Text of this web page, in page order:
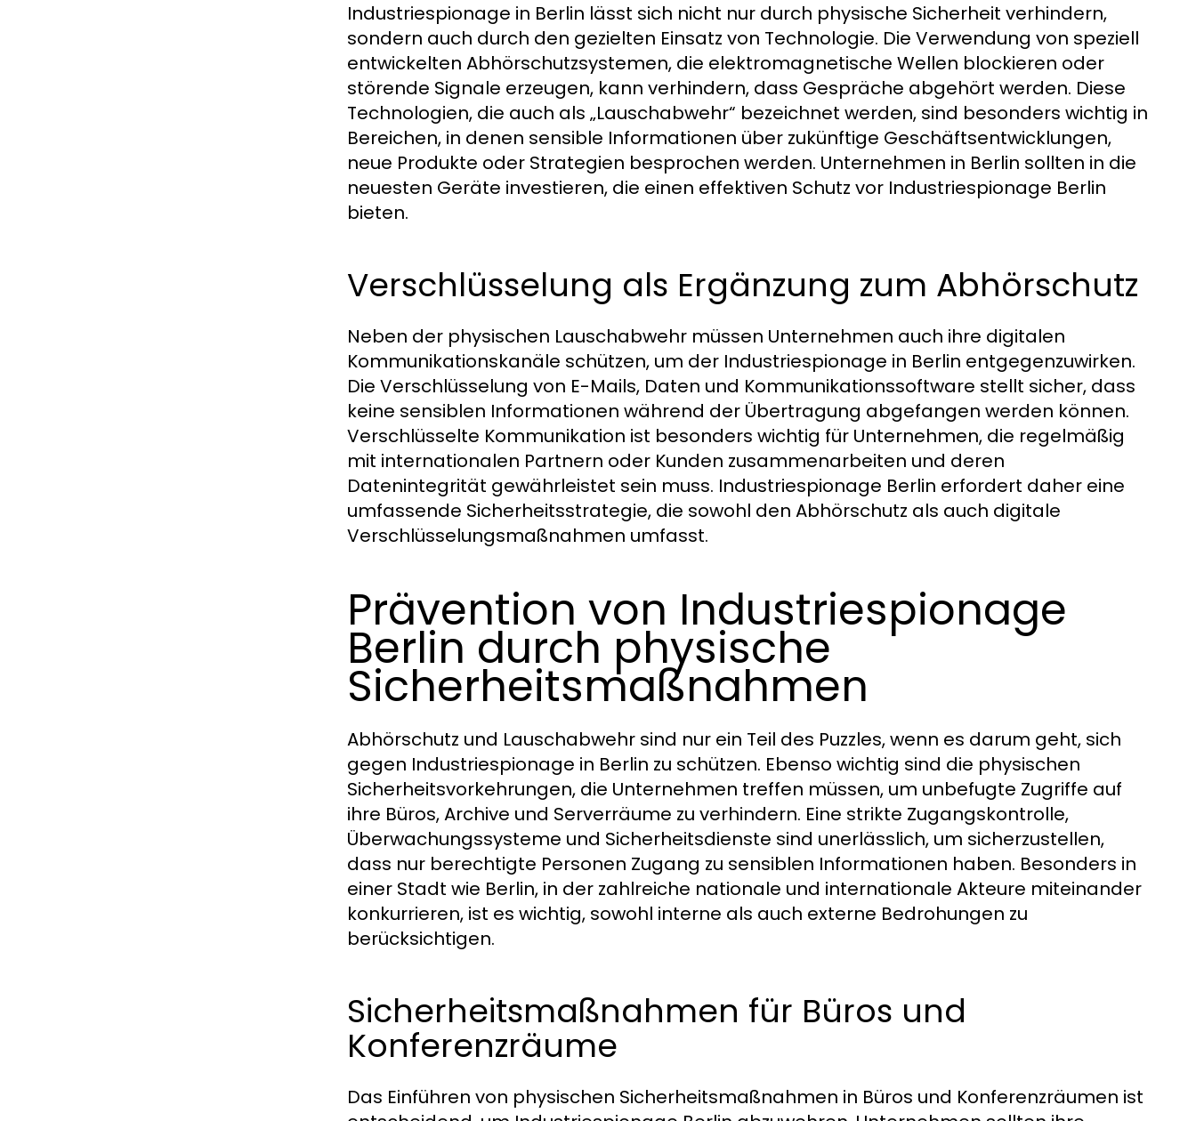
Industriespionage in Berlin lässt sich nicht nur durch physische Sicherheit verhindern,
sondern auch durch den gezielten Einsatz von Technologie. Die Verwendung von speziell
entwickelten Abhörschutzsystemen, die elektromagnetische Wellen blockieren oder
störende Signale erzeugen, kann verhindern, dass Gespräche abgehört werden. Diese
Technologien, die auch als „Lauschabwehr“ bezeichnet werden, sind besonders wichtig in
Bereichen, in denen sensible Informationen über zukünftige Geschäftsentwicklungen,
neue Produkte oder Strategien besprochen werden. Unternehmen in Berlin sollten in die
neuesten Geräte investieren, die einen effektiven Schutz vor Industriespionage Berlin
bieten.
Verschlüsselung als Ergänzung zum Abhörschutz
Neben der physischen Lauschabwehr müssen Unternehmen auch ihre digitalen
Kommunikationskanäle schützen, um der Industriespionage in Berlin entgegenzuwirken.
Die Verschlüsselung von E-Mails, Daten und Kommunikationssoftware stellt sicher, dass
keine sensiblen Informationen während der Übertragung abgefangen werden können.
Verschlüsselte Kommunikation ist besonders wichtig für Unternehmen, die regelmäßig
mit internationalen Partnern oder Kunden zusammenarbeiten und deren
Datenintegrität gewährleistet sein muss. Industriespionage Berlin erfordert daher eine
umfassende Sicherheitsstrategie, die sowohl den Abhörschutz als auch digitale
Verschlüsselungsmaßnahmen umfasst.
Prävention von Industriespionage
Berlin durch physische
Sicherheitsmaßnahmen
Abhörschutz und Lauschabwehr sind nur ein Teil des Puzzles, wenn es darum geht, sich
gegen Industriespionage in Berlin zu schützen. Ebenso wichtig sind die physischen
Sicherheitsvorkehrungen, die Unternehmen treffen müssen, um unbefugte Zugriffe auf
ihre Büros, Archive und Serverräume zu verhindern. Eine strikte Zugangskontrolle,
Überwachungssysteme und Sicherheitsdienste sind unerlässlich, um sicherzustellen,
dass nur berechtigte Personen Zugang zu sensiblen Informationen haben. Besonders in
einer Stadt wie Berlin, in der zahlreiche nationale und internationale Akteure miteinander
konkurrieren, ist es wichtig, sowohl interne als auch externe Bedrohungen zu
berücksichtigen.
Sicherheitsmaßnahmen für Büros und
Konferenzräume
Das Einführen von physischen Sicherheitsmaßnahmen in Büros und Konferenzräumen ist